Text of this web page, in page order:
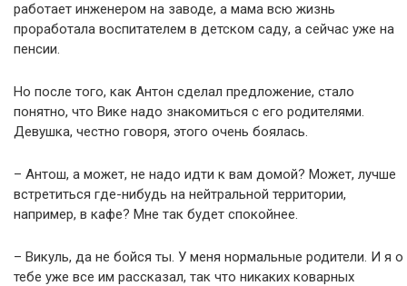
работает инженером на заводе, а мама всю жизнь
проработала воспитателем в детском саду, а сейчас уже на
пенсии.
Но после того, как Антон сделал предложение, стало
понятно, что Вике надо знакомиться с его родителями.
Девушка, честно говоря, этого очень боялась.
– Антош, а может, не надо идти к вам домой? Может, лучше
встретиться где-нибудь на нейтральной территории,
например, в кафе? Мне так будет спокойнее.
– Викуль, да не бойся ты. У меня нормальные родители. И я о
тебе уже все им рассказал, так что никаких коварных